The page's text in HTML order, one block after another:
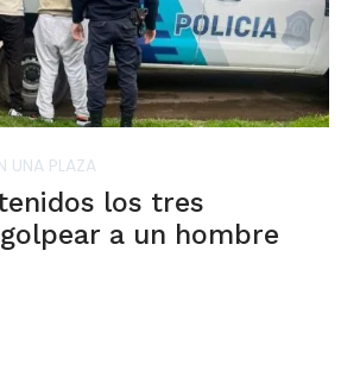
UNA PLAZA
los tres
a un hombre